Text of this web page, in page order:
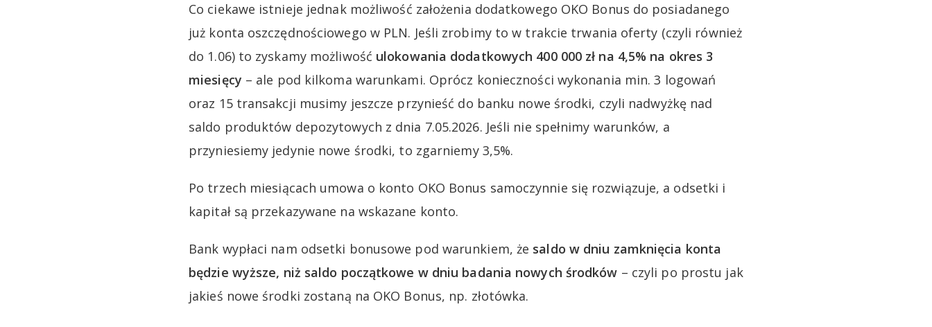
Co ciekawe istnieje jednak możliwość założenia dodatkowego OKO Bonus do posiadanego
już konta oszczędnościowego w PLN. Jeśli zrobimy to w trakcie trwania oferty (czyli również
do 1.06) to zyskamy możliwość ulokowania dodatkowych 400 000 zł na 4,5% na okres 3
miesięcy – ale pod kilkoma warunkami. Oprócz konieczności wykonania min. 3 logowań
oraz 15 transakcji musimy jeszcze przynieść do banku nowe środki, czyli nadwyżkę nad
saldo produktów depozytowych z dnia 7.05.2026. Jeśli nie spełnimy warunków, a
przyniesiemy jedynie nowe środki, to zgarniemy 3,5%.
Po trzech miesiącach umowa o konto OKO Bonus samoczynnie się rozwiązuje, a odsetki i
kapitał są przekazywane na wskazane konto.
Bank wypłaci nam odsetki bonusowe pod warunkiem, że saldo w dniu zamknięcia konta
będzie wyższe, niż saldo początkowe w dniu badania nowych środków – czyli po prostu jak
jakieś nowe środki zostaną na OKO Bonus, np. złotówka.